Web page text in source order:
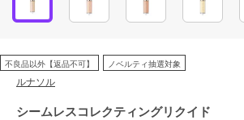
不良品以外【返品不可】 ノベルティ抽選対象
ルナソル
シームレスコレクティングリクイド